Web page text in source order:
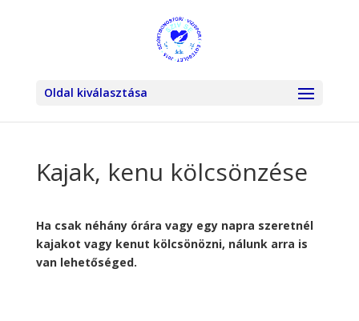
Oldal kiválasztása
Kajak, kenu kölcsönzése
Ha csak néhány órára vagy egy napra szeretnél
kajakot vagy kenut kölcsönözni, nálunk arra is
van lehetőséged.